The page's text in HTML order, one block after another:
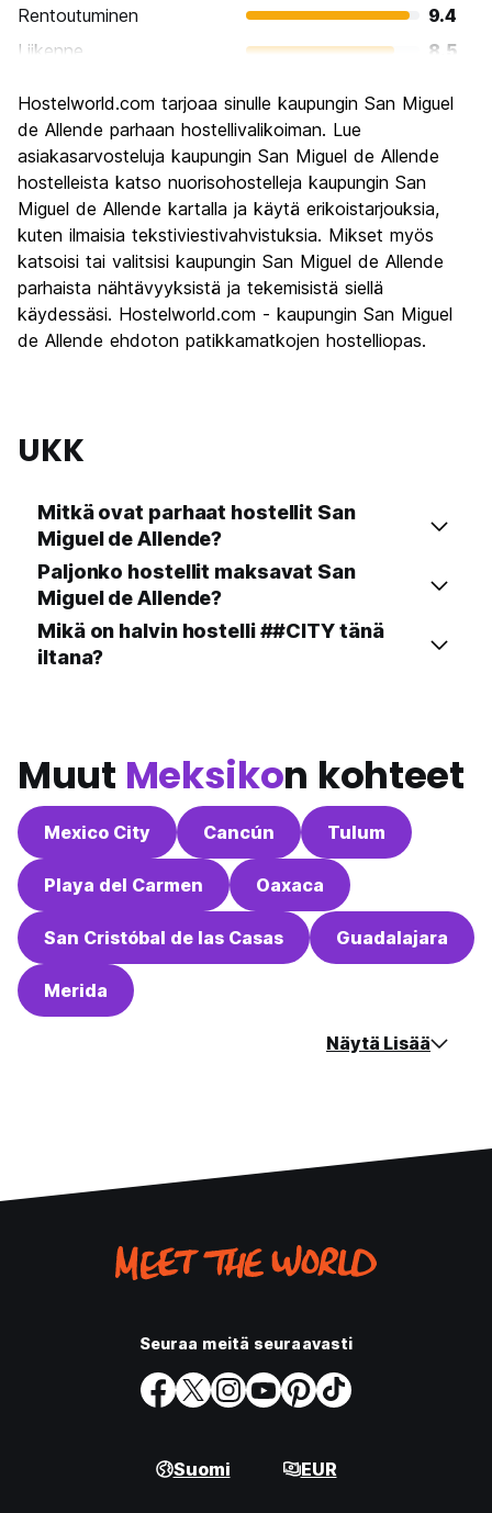
Rentoutuminen
9.4
Liikenne
8.5
Kulttuuri
Yöelämä
7.9
Rahanarvoinen
Hostelworld.com tarjoaa sinulle kaupungin San Miguel
de Allende parhaan hostellivalikoiman. Lue
asiakasarvosteluja kaupungin San Miguel de Allende
hostelleista katso nuorisohostelleja kaupungin San
Miguel de Allende kartalla ja käytä erikoistarjouksia,
kuten ilmaisia tekstiviestivahvistuksia. Mikset myös
katsoisi tai valitsisi kaupungin San Miguel de Allende
parhaista nähtävyyksistä ja tekemisistä siellä
käydessäsi. Hostelworld.com - kaupungin San Miguel
de Allende ehdoton patikkamatkojen hostelliopas.
UKK
Mitkä ovat parhaat hostellit San
Miguel de Allende?
Paljonko hostellit maksavat San
Miguel de Allende?
Mikä on halvin hostelli ##CITY tänä
iltana?
Muut Meksikon kohteet
Mexico City Cancún Tulum
Playa del Carmen Oaxaca
San Cristóbal de las Casas Guadalajara
Merida
Näytä Lisää
Seuraa meitä seuraavasti
Suomi EUR